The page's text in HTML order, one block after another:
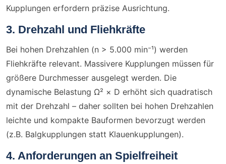
Kupplungen erfordern präzise Ausrichtung.
3. Drehzahl und Fliehkräfte
Bei hohen Drehzahlen (n > 5.000 min⁻¹) werden
Fliehkräfte relevant. Massivere Kupplungen müssen für
größere Durchmesser ausgelegt werden. Die
dynamische Belastung Ω² × D erhöht sich quadratisch
mit der Drehzahl – daher sollten bei hohen Drehzahlen
leichte und kompakte Bauformen bevorzugt werden
(z.B. Balgkupplungen statt Klauenkupplungen).
4. Anforderungen an Spielfreiheit